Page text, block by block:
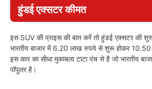
हुंडई एक्सटर कीमत
इस SUV की प्राइस की बात करें तो हुंडई एक्सटर की
भारतीय बाजार में 6.20 लाख रुपये से शुरू होकर
इस कार का सीधा मुकाबला टाटा पंच से है जो भारतीय
पॉपुलर है।